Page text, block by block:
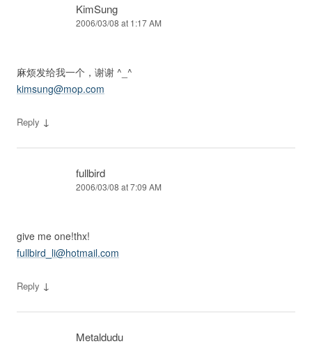
KimSung
2006/03/08 at 1:17 AM
麻烦发给我一个，谢谢 ^_^
kimsung@mop.com
Reply ↓
fullbird
2006/03/08 at 7:09 AM
give me one!thx!
fullbird_li@hotmail.com
Reply ↓
Metaldudu